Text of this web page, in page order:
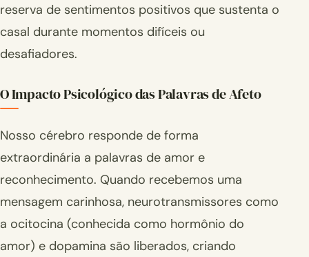
reserva de sentimentos positivos que sustenta o
casal durante momentos difíceis ou
desafiadores.
O Impacto Psicológico das Palavras de Afeto
Nosso cérebro responde de forma
extraordinária a palavras de amor e
reconhecimento. Quando recebemos uma
mensagem carinhosa, neurotransmissores como
a ocitocina (conhecida como hormônio do
amor) e dopamina são liberados, criando